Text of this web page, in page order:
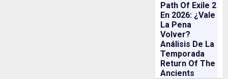
Path Of Exile 2
En 2026: ¿vale
La Pena
Volver?
Análisis De La
Temporada
Return Of The
Ancients